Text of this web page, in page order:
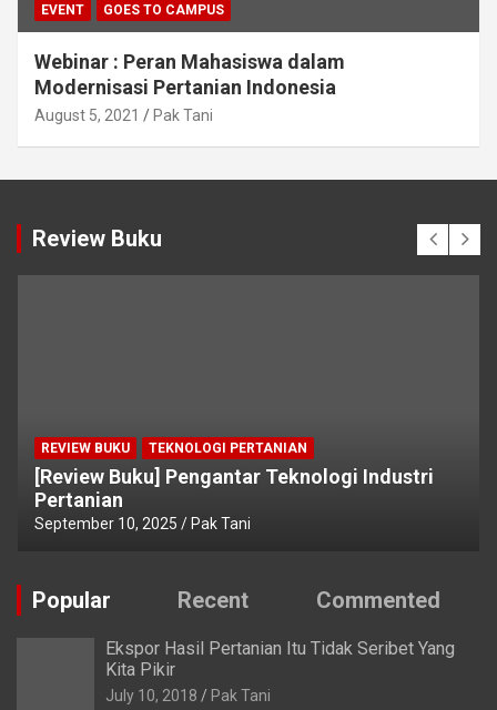
EVENT GOES TO CAMPUS
Webinar : Peran Mahasiswa dalam
Modernisasi Pertanian Indonesia
August 5, 2021 Pak Tani
Review Buku
REVIEW BUKU TEKNOLOGI PERTANIAN
[Review Buku] Pengantar Teknologi Industri
Pertanian
September 10, 2025 Pak Tani
Popular Recent Commented
Ekspor Hasil Pertanian Itu Tidak Seribet Yang
Kita Pikir
July 10, 2018 Pak Tani